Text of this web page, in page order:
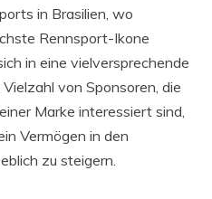
in Brasilien, wo
Rennsport-Ikone
in eine vielversprechende
von Sponsoren, die
Marke interessiert sind,
Vermögen in den
zu steigern.